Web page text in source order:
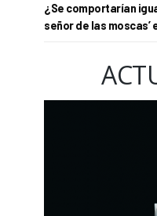
¿Se comportarían
señor de las moscas’